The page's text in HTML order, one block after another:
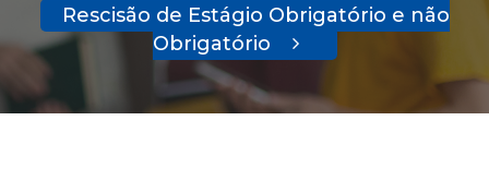
Rescisão de Estágio Obrigatório e não
Obrigatório